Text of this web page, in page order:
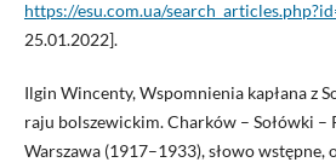
https://esu.com.ua/
25.01.2022].
Ilgin Wincenty, Wspomnienia kapłana z
raju bolszewickim. Charków – Sołówki –
Warszawa (1917–1933), słowo wstępne,